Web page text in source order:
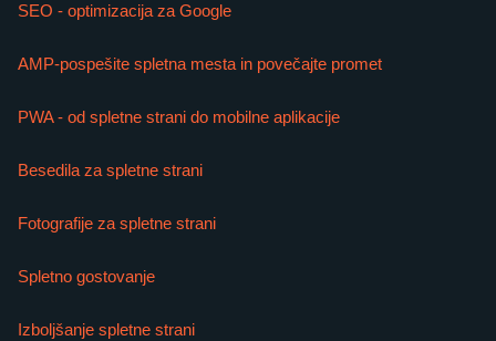
SEO - optimizacija za Google
AMP-pospešite spletna mesta in povečajte promet
PWA - od spletne strani do mobilne aplikacije
Besedila za spletne strani
Fotografije za spletne strani
Spletno gostovanje
Izboljšanje spletne strani